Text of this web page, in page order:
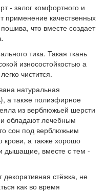
- залог комфортного и
применение качественных
что вместе создает
тика. Такая ткань
износостойкостью а
чистится.
натуральная
а также полиэфирное
из верблюжьей шерсти
и обладают лечебным
сон под верблюжьим
крови, а также хорошо
дышащие, вместе с тем -
декоративная стёжка, не
как во время